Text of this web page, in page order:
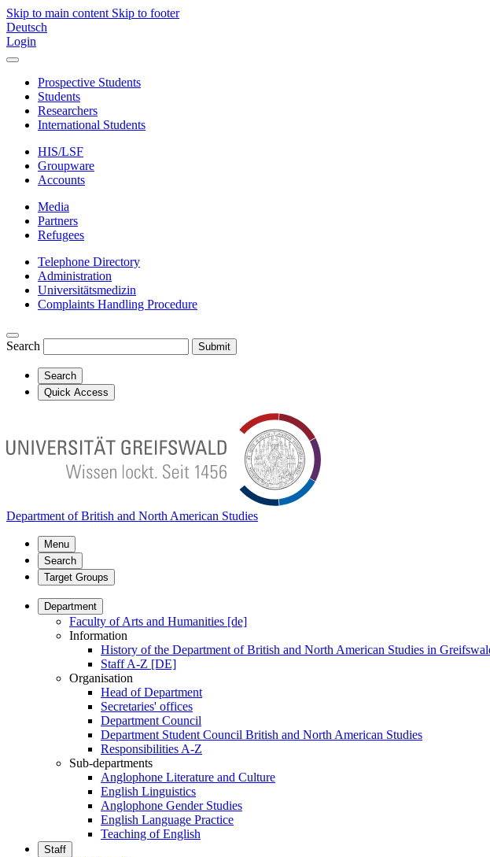
Skip to main content Skip to footer
Deutsch
Login
Prospective Students
Students
Researchers
International Students
HIS/LSF
Groupware
Accounts
Media
Partners
Refugees
Telephone Directory
Administration
Universitätsmedizin
Complaints Handling Procedure
Search Submit
Search
Quick Access
Department of British and North American Studies
Menu
Search
Target Groups
Department
Faculty of Arts and Humanities [de]
Information
History of the Department of British and North American Studies in
Staff A-Z [DE]
Organisation
Head of Department
Secretaries' offices
Department Council
Department Student Council British and North American Studies
Responsibilities A-Z
Sub-departments
Anglophone Literature and Culture
English Linguistics
Anglophone Gender Studies
English Language Practice
Teaching of English
Staff